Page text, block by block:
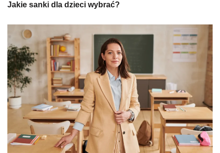
Jakie sanki dla dzieci wybrać?